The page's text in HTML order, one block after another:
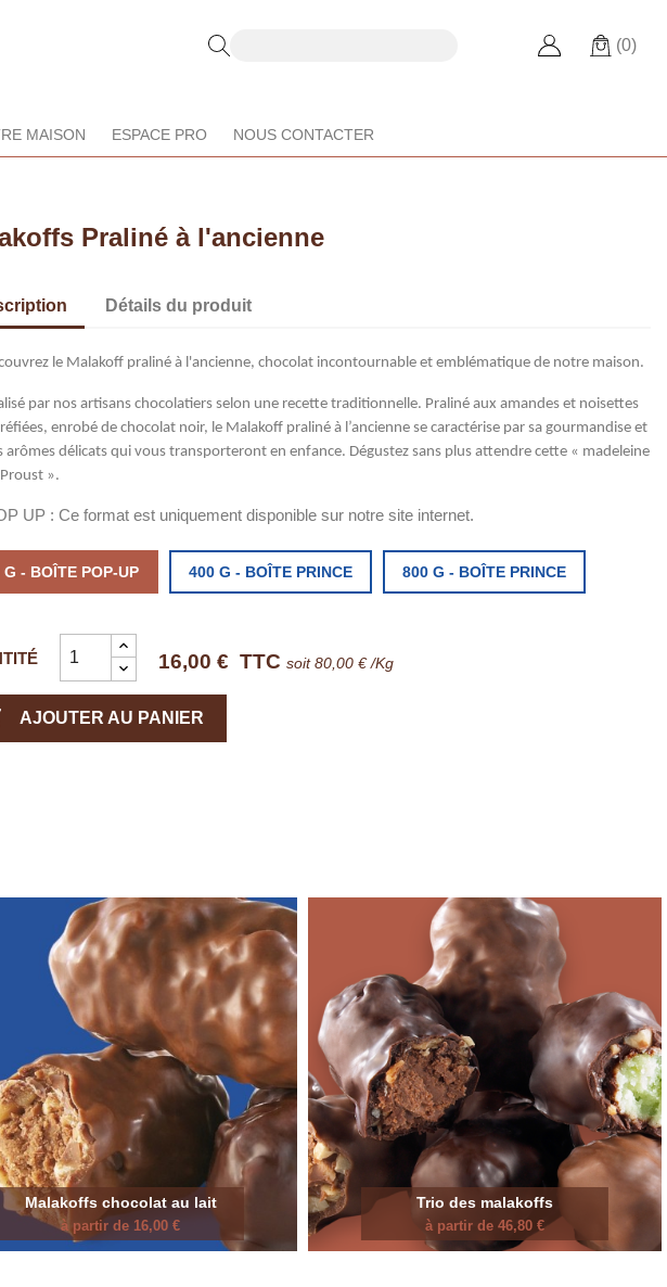
(0)
MAISON ESPACE PRO NOUS CONTACTER
Praliné à l'ancienne
Détails du produit
le Malakoff praliné à l'ancienne, chocolat incontournable et emblématique de notre maison.
par nos artisans chocolatiers selon une recette traditionnelle. Praliné aux amandes et noisettes
enrobé de chocolat noir, le Malakoff praliné à l’ancienne se caractérise par sa gourmandise et
arômes délicats qui vous transporteront en enfance. Dégustez sans plus attendre cette « madeleine
».
UP : Ce format est uniquement disponible sur notre site internet.
G - BOÎTE POP-UP 400 G - BOÎTE PRINCE 800 G - BOÎTE PRINCE
16,00 € TTC soit 80,00 € /Kg
AJOUTER AU PANIER
Malakoffs chocolat au lait
à partir de 16,00 €
Trio des malakoffs
à partir de 46,80 €